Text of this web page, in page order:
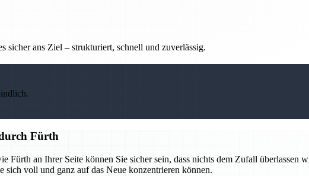
sicher ans Ziel – strukturiert, schnell und zuverlässig.
Fürth
an Ihrer Seite können Sie sicher sein, dass nichts dem Zufall überlassen
voll und ganz auf das Neue konzentrieren können.